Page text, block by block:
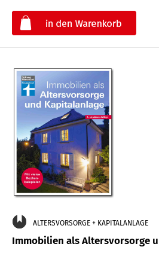
ALTERSVORSORGE + KAPITALANLAGE
Immobilien als Altersvorsorge